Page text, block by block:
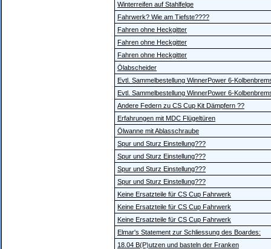
Winterreifen auf Stahlfelge
Fahrwerk? Wie am Tiefste????
Fahren ohne Heckgitter
Fahren ohne Heckgitter
Fahren ohne Heckgitter
Ölabscheider
Evtl. Sammelbestellung WinnerPower 6-
Evtl. Sammelbestellung WinnerPower 6-
Andere Federn zu CS Cup Kit Dämpfern ??
Erfahrungen mit MDC Flügeltüren
Ölwanne mit Ablasschraube
Spur und Sturz Einstellung???
Spur und Sturz Einstellung???
Spur und Sturz Einstellung???
Spur und Sturz Einstellung???
Keine Ersatzteile für CS Cup Fahrwerk
Keine Ersatzteile für CS Cup Fahrwerk
Keine Ersatzteile für CS Cup Fahrwerk
Elmar's Statement zur Schliessung des Boardes:
18.04 B(P)utzen und basteln der Franken